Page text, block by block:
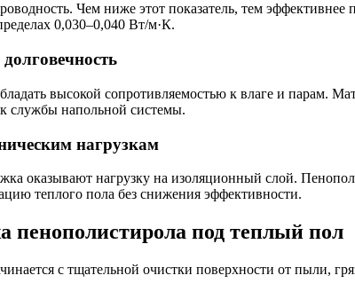
Чем ниже этот показатель, тем
0,030–0,040 Вт/м·К.
высокой сопротивляемостью к влаге и парам.
службы напольной системы.
нагрузкам
оказывают нагрузку на изоляционный слой.
теплого пола без снижения эффективности.
пенополистирола под теплый пол
с тщательной очистки поверхности от пыли,